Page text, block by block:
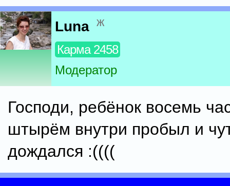
Luna ж
Карма 2458
Модератор
Господи, ребёнок восемь
штырём внутри пробыл и
дождался :((((